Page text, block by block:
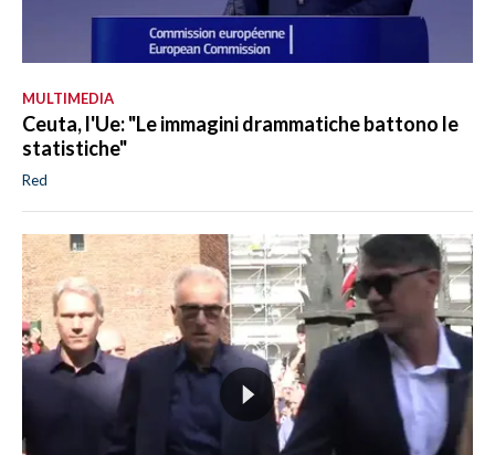
MULTIMEDIA
Ceuta, l'Ue: "Le immagini drammatiche battono le
statistiche"
Red